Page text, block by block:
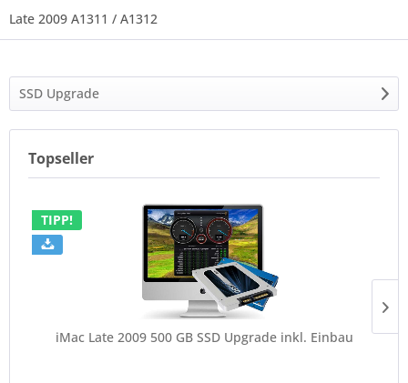
Late 2009 A1311 / A1312
SSD Upgrade
Topseller
TIPP!
iMac Late 2009 500 GB SSD Upgrade inkl. Einbau